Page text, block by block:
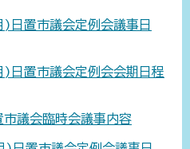
置市議会定例会議事日
置市議会定例会会期日程
議会臨時会議事内容